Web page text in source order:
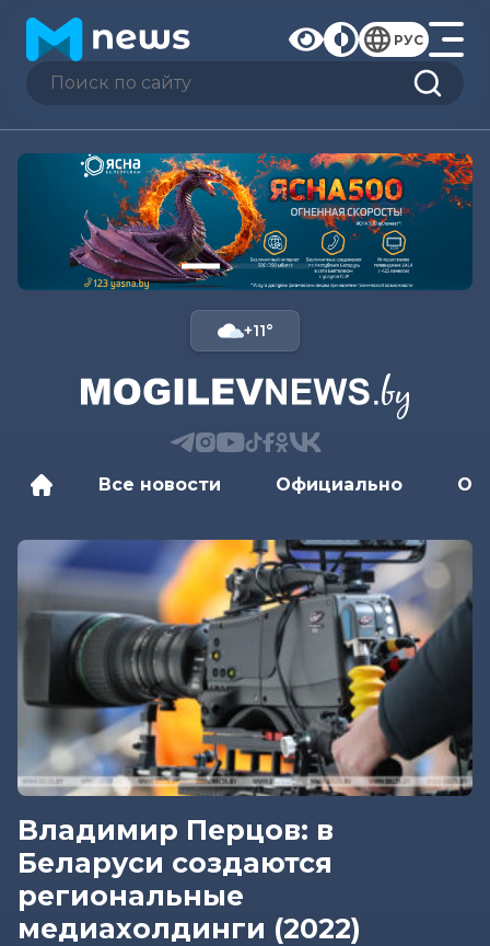
РУС
+11°
Все новости Официально
Владимир Перцов: в
Беларуси создаются
региональные
медиахолдинги (2022)